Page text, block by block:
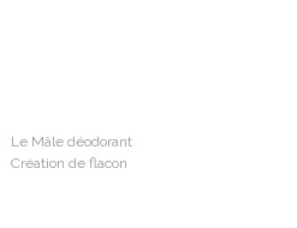
Le Mâle déodorant
Création de flacon